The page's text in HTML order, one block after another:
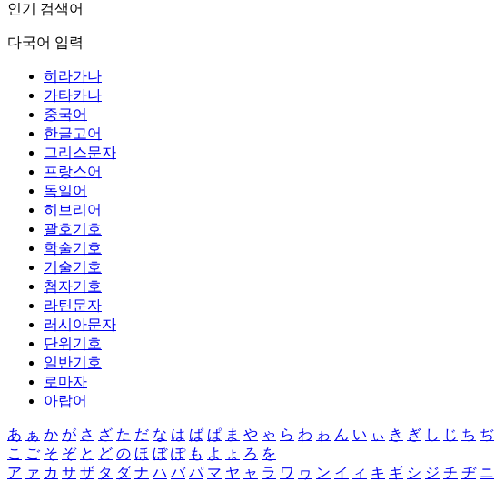
인기 검색어
다국어 입력
히라가나
가타카나
중국어
한글고어
그리스문자
프랑스어
독일어
히브리어
괄호기호
학술기호
기술기호
첨자기호
라틴문자
러시아문자
단위기호
일반기호
로마자
아랍어
あ ぁ か が さ ざ た だ な は ば ぱ ま や ゃ ら わ ゎ ん い ぃ き ぎ し じ ち ぢ
こ ご そ ぞ と ど の ほ ぼ ぽ も よ ょ ろ を
ア ァ カ サ ザ タ ダ ナ ハ バ パ マ ヤ ャ ラ ワ ヮ ン イ ィ キ ギ シ ジ チ ヂ ニ